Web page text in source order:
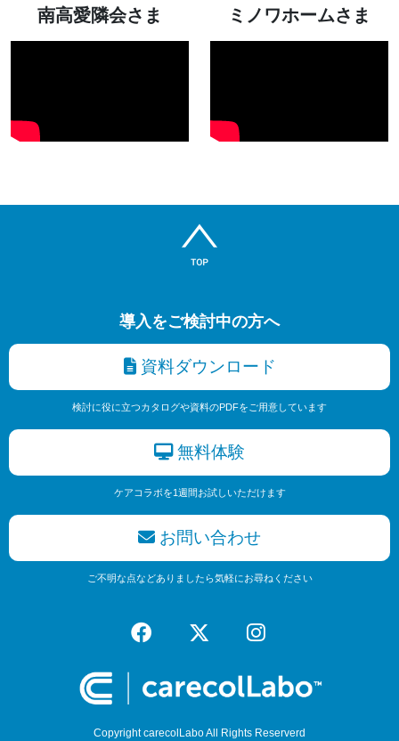
南高愛隣会さま ミノワホームさま
導入をご検討中の方へ
資料ダウンロード
検討に役に立つカタログや資料のPDFをご用意しています
無料体験
ケアコラボを1週間お試しいただけます
お問い合わせ
ご不明な点などありましたら気軽にお尋ねください
Copyright carecolLabo All Rights Reserverd